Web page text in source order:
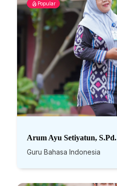
Popular
Arum Ayu Setiyatun, S.Pd.
Guru Bahasa Indonesia